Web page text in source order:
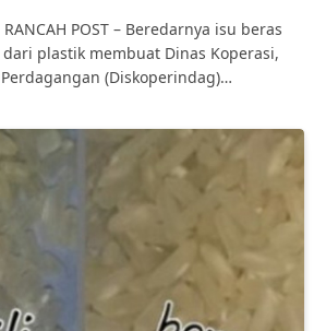
POST – Beredarnya isu beras
plastik membuat Dinas Koperasi,
(Diskoperindag)…